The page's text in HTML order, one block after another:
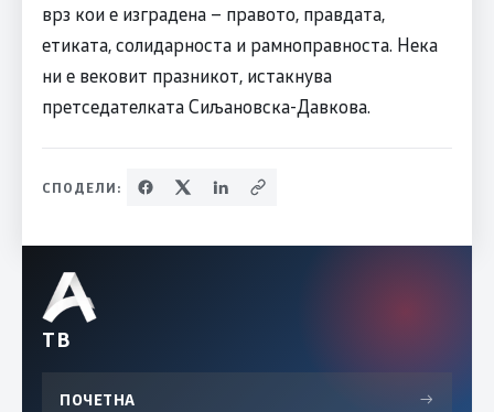
врз кои е изградена – правото, правдата,
етиката, солидарноста и рамноправноста. Нека
ни е вековит празникот, истакнува
претседателката Сиљановска-Давкова.
СПОДЕЛИ:
ТВ
ПОЧЕТНА →